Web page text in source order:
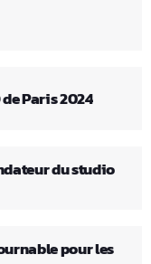
Paris 2024
du studio
pour les